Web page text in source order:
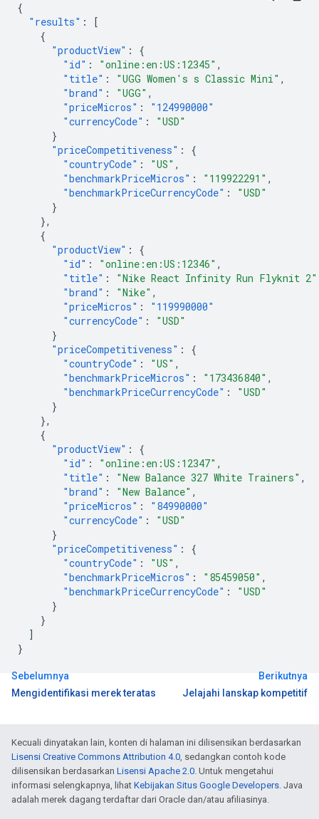
{
"results" :
[
{
"productView" :
{
"id" : "online:en:US:12345" ,
"title" : "UGG Women's s Classic Mini" ,
"brand" : "UGG" ,
"priceMicros" :
"124990000"
"currencyCode" :
"USD"
}
"priceCompetitiveness" :
{
"countryCode" : "US" ,
"benchmarkPriceMicros" : "119922291" ,
"benchmarkPriceCurrencyCode" :
"USD"
}
},
{
"productView" :
{
"id" : "online:en:US:12346" ,
"title" : "Nike React Infinity Run Flyknit 2"
"brand" : "Nike" ,
"priceMicros" :
"119990000"
"currencyCode" :
"USD"
}
"priceCompetitiveness" :
{
"countryCode" : "US" ,
"benchmarkPriceMicros" : "173436840" ,
"benchmarkPriceCurrencyCode" :
"USD"
}
},
{
"productView" :
{
"id" : "online:en:US:12347" ,
"title" : "New Balance 327 White Trainers" ,
"brand" : "New Balance" ,
"priceMicros" :
"84990000"
"currencyCode" :
"USD"
}
"priceCompetitiveness" :
{
"countryCode" : "US" ,
"benchmarkPriceMicros" : "85459050" ,
"benchmarkPriceCurrencyCode" :
"USD"
}
}
]
}
Sebelumnya
Mengidentifikasi merek teratas
Berikutnya
Jelajahi lanskap kompetitif
Kecuali dinyatakan lain, konten di halaman ini dilisensikan berdasarkan
Lisensi Creative Commons Attribution 4.0, sedangkan contoh kode
dilisensikan berdasarkan Lisensi Apache 2.0. Untuk mengetahui
informasi selengkapnya, lihat Kebijakan Situs Google Developers. Java
adalah merek dagang terdaftar dari Oracle dan/atau afiliasinya.